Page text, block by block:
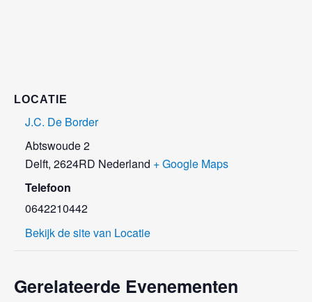
LOCATIE
J.C. De Border
Abtswoude 2
Delft, 2624RD Nederland + Google Maps
Telefoon
0642210442
Bekijk de site van Locatie
Gerelateerde Evenementen